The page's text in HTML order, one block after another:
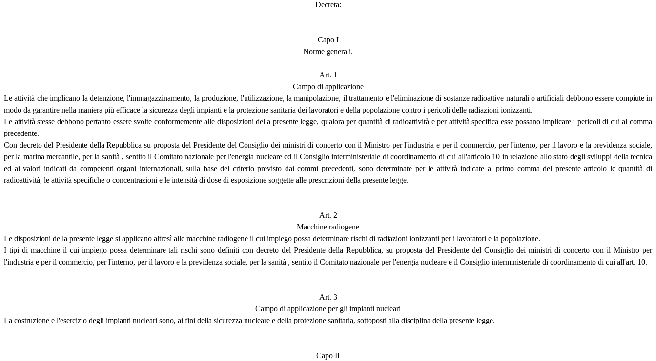
Decreta:
Capo I
Norme generali.
Art. 1
Campo di applicazione
Le attività che implicano la detenzione, l'immagazzinamento, la produzione, l'utilizzazione, la manipolazione, il trattamento e l'eliminazione di sostanze radioattive naturali o artificiali debbono essere compiute in
modo da garantire nella maniera più efficace la sicurezza degli impianti e la protezione sanitaria dei lavoratori e della popolazione contro i pericoli delle radiazioni ionizzanti.
Le attività stesse debbono pertanto essere svolte conformemente alle disposizioni della presente legge, qualora per quantità di radioattività e per attività specifica esse possano implicare i pericoli di cui al comma
precedente.
Con decreto del Presidente della Repubblica su proposta del Presidente del Consiglio dei ministri di concerto con il Ministro per l'industria e per il commercio, per l'interno, per il lavoro e la previdenza sociale,
per la marina mercantile, per la sanità , sentito il Comitato nazionale per l'energia nucleare ed il Consiglio interministeriale di coordinamento di cui all'articolo 10 in relazione allo stato degli sviluppi della tecnica
ed ai valori indicati da competenti organi internazionali, sulla base del criterio previsto dai commi precedenti, sono determinate per le attività indicate al primo comma del presente articolo le quantità di
radioattività, le attività specifiche o concentrazioni e le intensità di dose di esposizione soggette alle prescrizioni della presente legge.
Art. 2
Macchine radiogene
Le disposizioni della presente legge si applicano altresì alle macchine radiogene il cui impiego possa determinare rischi di radiazioni ionizzanti per i lavoratori e la popolazione.
I tipi di macchine il cui impiego possa determinare tali rischi sono definiti con decreto del Presidente della Repubblica, su proposta del Presidente del Consiglio dei ministri di concerto con il Ministro per
l'industria e per il commercio, per l'interno, per il lavoro e la previdenza sociale, per la sanità , sentito il Comitato nazionale per l'energia nucleare e il Consiglio interministeriale di coordinamento di cui all'art. 10.
Art. 3
Campo di applicazione per gli impianti nucleari
La costruzione e l'esercizio degli impianti nucleari sono, ai fini della sicurezza nucleare e della protezione sanitaria, sottoposti alla disciplina della presente legge.
Capo II